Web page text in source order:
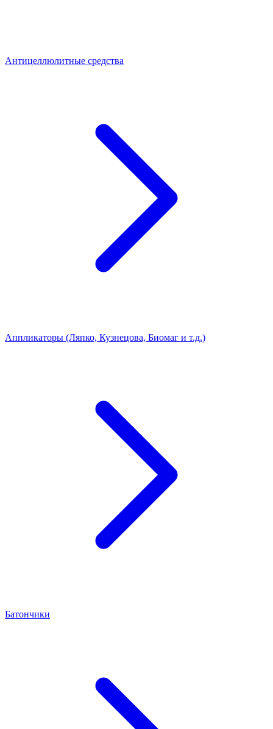
Антицеллюлитные средства
Аппликаторы (Ляпко, Кузнецова, Биомаг и т.д.)
Батончики